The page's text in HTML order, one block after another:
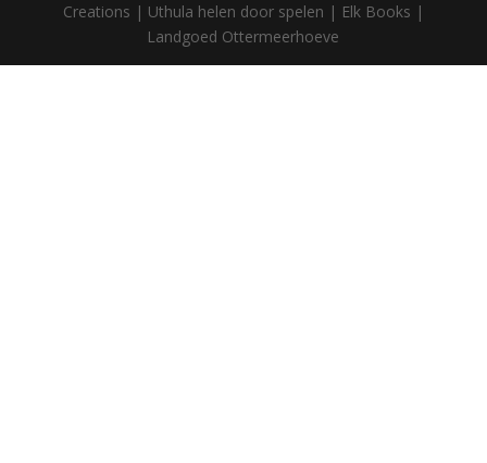
Creations | Uthula helen door spelen | Elk Books |
Landgoed Ottermeerhoeve